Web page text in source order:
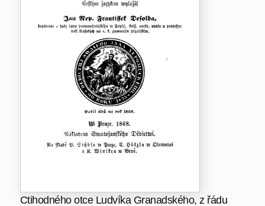
Ctihodného otce Ludvíka Granadského, z řádu